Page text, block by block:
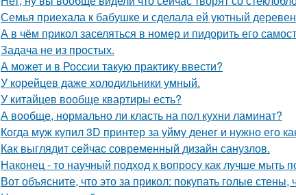
Семья приехала к бабушке и сделала ей уютный
А в чём прикол заселяться в номер и пидорить его
Задача не из простых.
А может и в России такую практику ввести?
У корейцев даже холодильники умный.
У китайцев вообще квартиры есть?
А вообще, нормально ли класть на пол кухни ламинат?
Когда муж купил 3D принтер за уйму денег и нужно его
Как выглядит сейчас современный дизайн санузлов.
Наконец - то научный подход к вопросу как лучше мыть
Вот объясните, что это за прикол: покупать голые